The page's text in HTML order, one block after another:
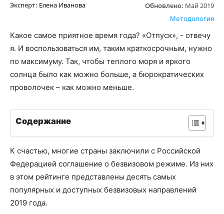
Эксперт: Елена Иванова Обновлено: Май 2019
Методология
Какое самое приятное время года? «Отпуск», - отвечу
я. И воспользоваться им, таким краткосрочным, нужно
по максимуму. Так, чтобы теплого моря и яркого
солнца было как можно больше, а бюрократических
проволочек – как можно меньше.
Содержание
К счастью, многие страны заключили с Российской
Федерацией соглашение о безвизовом режиме. Из них
в этом рейтинге представлены десять самых
популярных и доступных безвизовых направлений
2019 года.